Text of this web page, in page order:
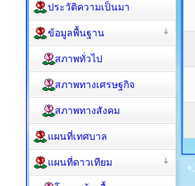
ประวัติความเป็นมา
ข้อมูลพื้นฐาน
สภาพทั่วไป
สภาพทางเศรษฐกิจ
สภาพทางสังคม
แผนที่เทศบาล
แผนที่ดาวเทียม